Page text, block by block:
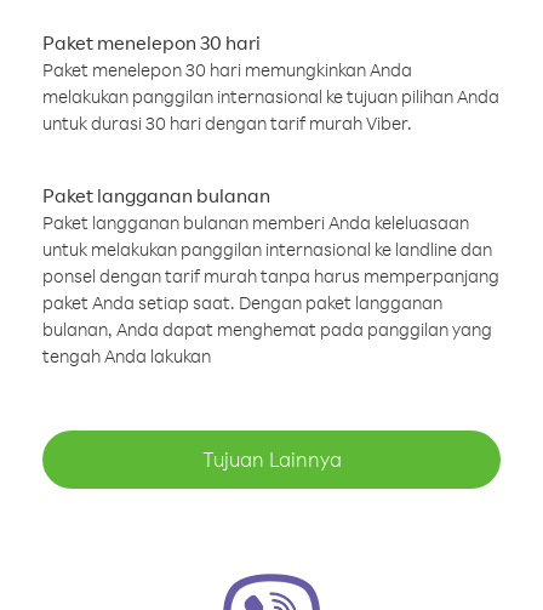
Paket menelepon 30 hari
Paket menelepon 30 hari memungkinkan Anda
melakukan panggilan internasional ke tujuan pilihan Anda
untuk durasi 30 hari dengan tarif murah Viber.
Paket langganan bulanan
Paket langganan bulanan memberi Anda keleluasaan
untuk melakukan panggilan internasional ke landline dan
ponsel dengan tarif murah tanpa harus memperpanjang
paket Anda setiap saat. Dengan paket langganan
bulanan, Anda dapat menghemat pada panggilan yang
tengah Anda lakukan
Tujuan Lainnya